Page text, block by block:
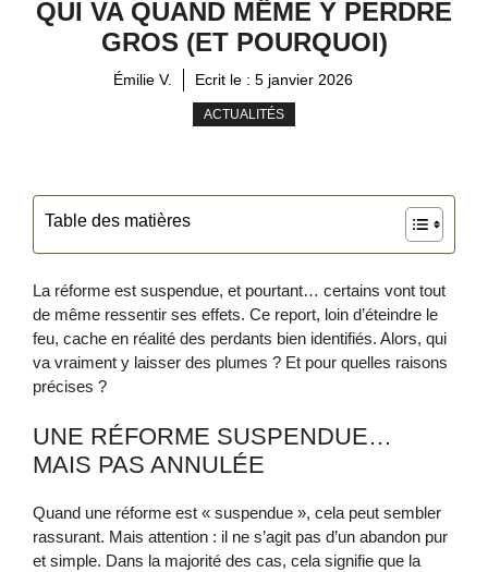
QUI VA QUAND MÊME Y PERDRE
GROS (ET POURQUOI)
Émilie V. Ecrit le : 5 janvier 2026
ACTUALITÉS
Table des matières
La réforme est suspendue, et pourtant… certains vont tout
de même ressentir ses effets. Ce report, loin d’éteindre le
feu, cache en réalité des perdants bien identifiés. Alors, qui
va vraiment y laisser des plumes ? Et pour quelles raisons
précises ?
UNE RÉFORME SUSPENDUE…
MAIS PAS ANNULÉE
Quand une réforme est « suspendue », cela peut sembler
rassurant. Mais attention : il ne s’agit pas d’un abandon pur
et simple. Dans la majorité des cas, cela signifie que la